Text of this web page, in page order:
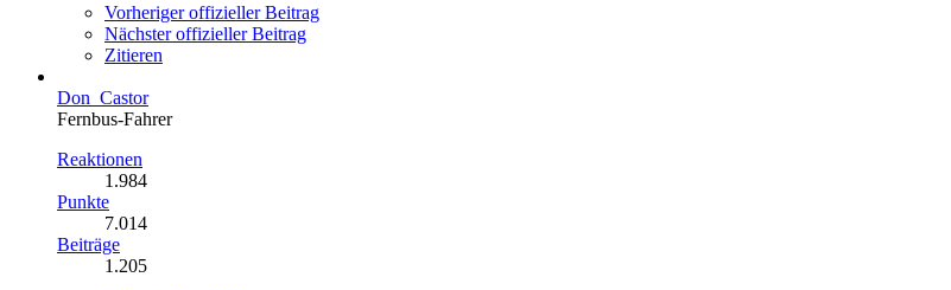
Vorheriger offizieller Beitrag
Nächster offizieller Beitrag
Zitieren
Don_Castor
Fernbus-Fahrer
Reaktionen
1.984
Punkte
7.014
Beiträge
1.205